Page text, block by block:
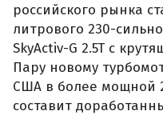
российского рынка
литрового 230-
SkyActiv-G 2.5T с
Пару новому
США в более мощной
составит